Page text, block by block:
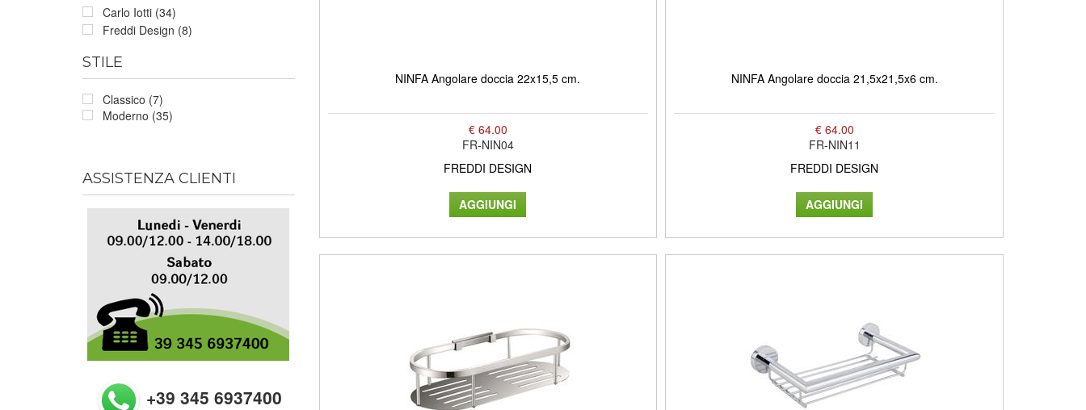
Carlo Iotti (34)
Freddi Design (8)
STILE
Classico (7)
Moderno (35)
ASSISTENZA CLIENTI
+39 345 6937400
NINFA Angolare doccia 22x15,5 cm.
€ 64.00
FR-NIN04
FREDDI DESIGN
NINFA Angolare doccia 21,5x21,5x6 cm.
€ 64.00
FR-NIN11
FREDDI DESIGN